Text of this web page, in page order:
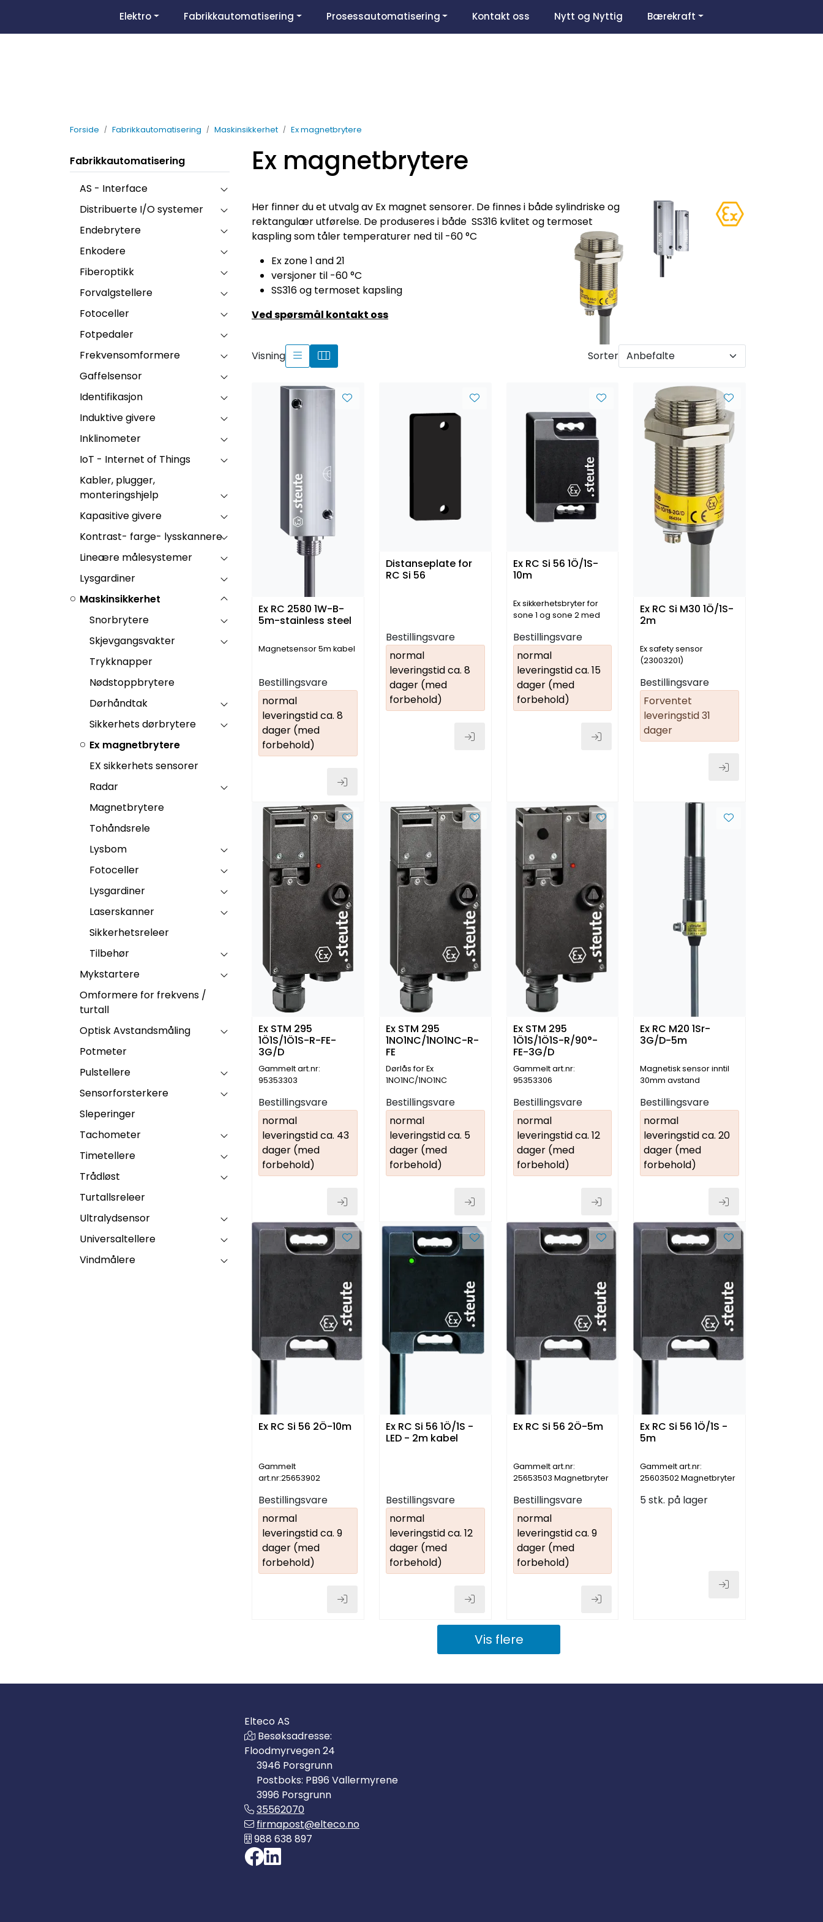
Om oss Favoritter
Elektro Fabrikkautomatisering Prosessautomatisering Kontakt oss Nytt og Nyttig Bærekraft
Forside Fabrikkautomatisering Maskinsikkerhet Ex magnetbrytere
Fabrikkautomatisering
AS - Interface
Distribuerte I/O systemer
Endebrytere
Enkodere
Fiberoptikk
Forvalgstellere
Fotoceller
Fotpedaler
Frekvensomformere
Gaffelsensor
Identifikasjon
Induktive givere
Inklinometer
IoT - Internet of Things
Kabler, plugger,
monteringshjelp
Kapasitive givere
Kontrast- farge- lysskannere
Lineære målesystemer
Lysgardiner
Maskinsikkerhet
Snorbrytere
Skjevgangsvakter
Trykknapper
Nødstoppbrytere
Dørhåndtak
Sikkerhets dørbrytere
Ex magnetbrytere
EX sikkerhets sensorer
Radar
Magnetbrytere
Tohåndsrele
Lysbom
Fotoceller
Lysgardiner
Laserskanner
Sikkerhetsreleer
Tilbehør
Mykstartere
Omformere for frekvens /
turtall
Optisk Avstandsmåling
Potmeter
Pulstellere
Sensorforsterkere
Sleperinger
Tachometer
Timetellere
Trådløst
Turtallsreleer
Ultralydsensor
Universaltellere
Vindmålere
Ex magnetbrytere
Her finner du et utvalg av Ex magnet sensorer. De finnes i både sylindriske og
rektangulær utførelse. De produseres i både SS316 kvlitet og termoset
kasplingsom tåler temperaturer ned til -60 °C
Ex zone 1 and 21
versjoner til -60 °C
SS316 og termoset kapsling
Ved spørsmål kontakt oss
Visning Sorter
Ex RC 2580 1W-B-
5m-stainless steel
Magnetsensor 5m kabel
Bestillingsvare
normal
leveringstid ca. 8
dager (med
forbehold)
Distanseplate for
RC Si 56
Bestillingsvare
normal
leveringstid ca. 8
dager (med
forbehold)
Ex RC Si 56 1Ö/1S-
10m
Ex sikkerhetsbryter for
sone 1 og sone 2 med
(25603902)
Bestillingsvare
normal
leveringstid ca. 15
dager (med
forbehold)
Ex RC Si M30 1Ö/1S-
2m
Ex safety sensor
(23003201)
Bestillingsvare
Forventet
leveringstid 31
dager
Ex STM 295
1Ö1S/1Ö1S-R-FE-
3G/D
Gammelt art.nr:
95353303
Bestillingsvare
normal
leveringstid ca. 43
dager (med
forbehold)
Ex STM 295
1NO1NC/1NO1NC-R-
FE
Dørlås for Ex
1NO1NC/1NO1NC
Bestillingsvare
normal
leveringstid ca. 5
dager (med
forbehold)
Ex STM 295
1Ö1S/1Ö1S-R/90°-
FE-3G/D
Gammelt art.nr:
95353306
Bestillingsvare
normal
leveringstid ca. 12
dager (med
forbehold)
Ex RC M20 1Sr-
3G/D-5m
Magnetisk sensor inntil
30mm avstand
Bestillingsvare
normal
leveringstid ca. 20
dager (med
forbehold)
Ex RC Si 56 2Ö-10m
Gammelt
art.nr:25653902
Bestillingsvare
normal
leveringstid ca. 9
dager (med
forbehold)
Ex RC Si 56 1Ö/1S -
LED - 2m kabel
Bestillingsvare
normal
leveringstid ca. 12
dager (med
forbehold)
Ex RC Si 56 2Ö-5m
Gammelt art.nr:
25653503 Magnetbryter
Bestillingsvare
normal
leveringstid ca. 9
dager (med
forbehold)
Ex RC Si 56 1Ö/1S -
5m
Gammelt art.nr:
25603502 Magnetbryter
5 stk. på lager
Vis flere
Elteco AS
Besøksadresse:
Floodmyrvegen 24
3946 Porsgrunn
Postboks: PB96 Vallermyrene
3996 Porsgrunn
35562070
firmapost@elteco.no
988 638 897